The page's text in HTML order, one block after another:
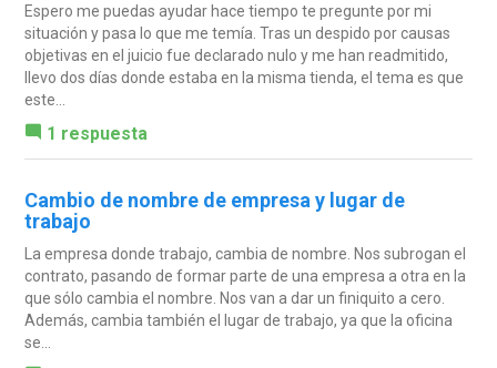
Espero me puedas ayudar hace tiempo te pregunte por mi
situación y pasa lo que me temía. Tras un despido por causas
objetivas en el juicio fue declarado nulo y me han readmitido,
llevo dos días donde estaba en la misma tienda, el tema es que
este...
1 respuesta
Cambio de nombre de empresa y lugar de
trabajo
La empresa donde trabajo, cambia de nombre. Nos subrogan el
contrato, pasando de formar parte de una empresa a otra en la
que sólo cambia el nombre. Nos van a dar un finiquito a cero.
Además, cambia también el lugar de trabajo, ya que la oficina
se...